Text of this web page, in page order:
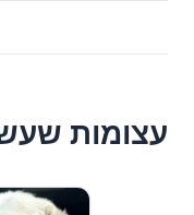
עצומות